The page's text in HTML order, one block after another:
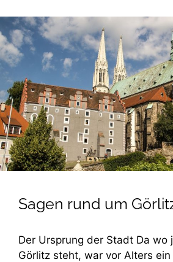
Sagen rund um
Der Ursprung der Stadt Da wo
Görlitz steht, war vor Alters